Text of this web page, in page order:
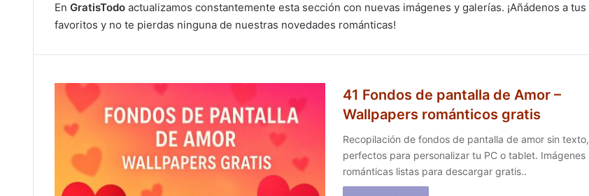
En GratisTodo actualizamos constantemente esta sección con nuevas imágenes y galerías. ¡Añádenos a tus
favoritos y no te pierdas ninguna de nuestras novedades románticas!
41 Fondos de pantalla de Amor –
Wallpapers románticos gratis
Recopilación de fondos de pantalla de amor sin texto,
perfectos para personalizar tu PC o tablet. Imágenes
románticas listas para descargar gratis..